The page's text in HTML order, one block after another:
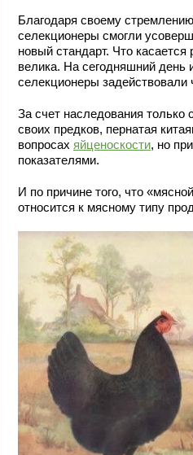
Благодаря своему
селекционеры смогли
новый стандарт. Что
велика. На сегодняшний день
селекционеры
За счет наследования
своих предков, пернатая
вопросах яйценоскости, но
показателями.
И по причине того, что
относится к мясному типу